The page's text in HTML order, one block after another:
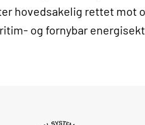
hovedsakelig rettet mot
og fornybar